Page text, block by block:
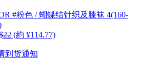
#粉色 / 蝴蝶结针织及膝袜 4(160-
(約 ¥114.77)
到货通知